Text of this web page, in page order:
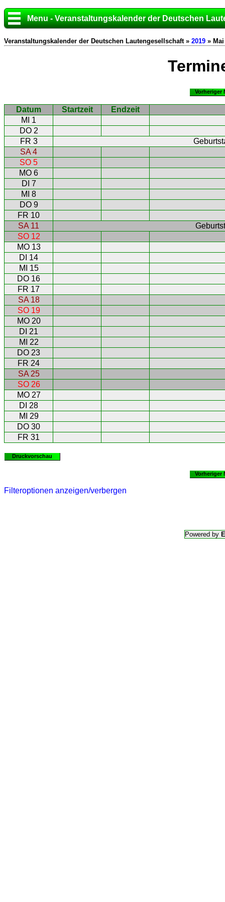
Menu - Veranstaltungskalender der Deutschen
Veranstaltungskalender der Deutschen Lautengesellschaft » 2019 » Mai
Vorheriger
Datum Startzeit
Endzeit
MI 1
DO 2
FR 3
SA 4
SO 5
MO 6
DI 7
MI 8
DO 9
FR 10
SA 11
SO 12
MO 13
DI 14
MI 15
DO 16
FR 17
SA 18
SO 19
MO 20
DI 21
MI 22
DO 23
FR 24
SA 25
SO 26
MO 27
DI 28
MI 29
DO 30
FR 31
Druckvorschau
Vorheriger
Filteroptionen anzeigen/verbergen
Powered by